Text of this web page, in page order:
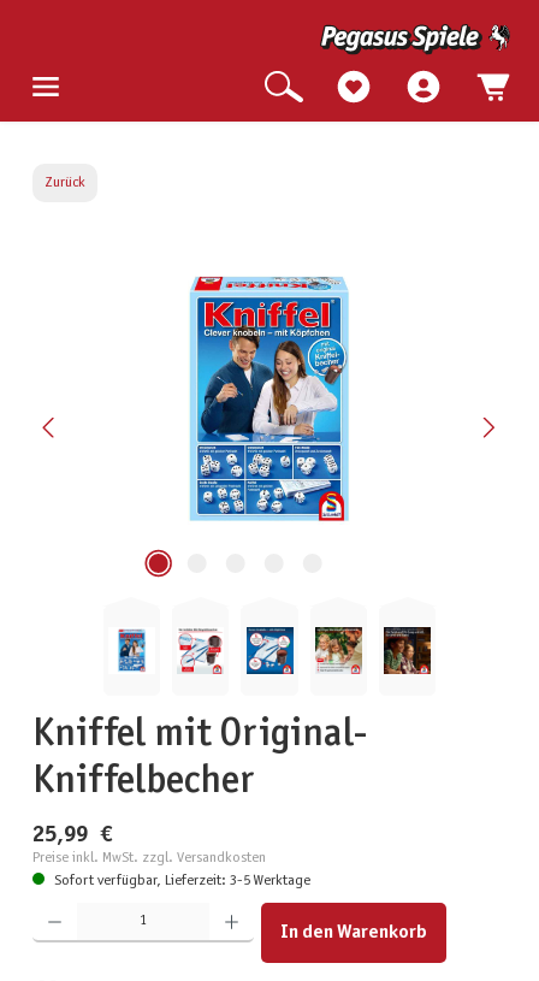
Zurück
Bildergalerie überspringen
Kniffel mit Original-
Kniffelbecher
25,99 €
Preise inkl. MwSt. zzgl. Versandkosten
Sofort verfügbar, Lieferzeit: 3-5 Werktage
Produkt Anzahl: Gib den gewünschten Wert ein oder benutze die Schaltflächen um die Anzahl zu
In den Warenkorb